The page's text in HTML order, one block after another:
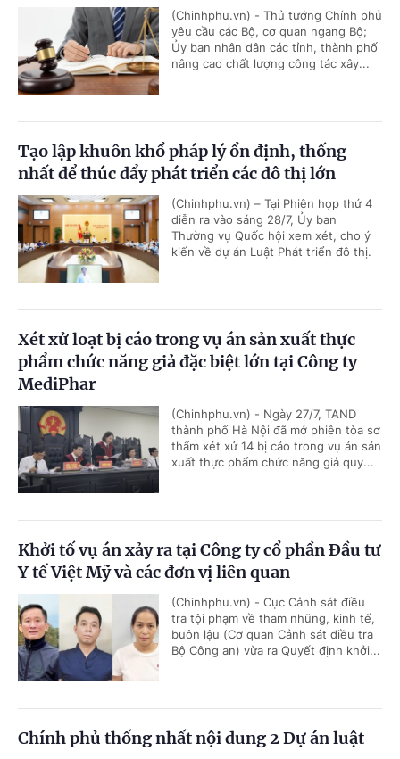
(Chinhphu.vn) - Thủ tướng Chính phủ
yêu cầu các Bộ, cơ quan ngang Bộ;
Ủy ban nhân dân các tỉnh, thành phố
nâng cao chất lượng công tác xây...
Tạo lập khuôn khổ pháp lý ổn định, thống
nhất để thúc đẩy phát triển các đô thị lớn
(Chinhphu.vn) – Tại Phiên họp thứ 4
diễn ra vào sáng 28/7, Ủy ban
Thường vụ Quốc hội xem xét, cho ý
kiến về dự án Luật Phát triển đô thị.
Xét xử loạt bị cáo trong vụ án sản xuất thực
phẩm chức năng giả đặc biệt lớn tại Công ty
MediPhar
(Chinhphu.vn) - Ngày 27/7, TAND
thành phố Hà Nội đã mở phiên tòa sơ
thẩm xét xử 14 bị cáo trong vụ án sản
xuất thực phẩm chức năng giả quy...
Khởi tố vụ án xảy ra tại Công ty cổ phần Đầu tư
Y tế Việt Mỹ và các đơn vị liên quan
(Chinhphu.vn) - Cục Cảnh sát điều
tra tội phạm về tham nhũng, kinh tế,
buôn lậu (Cơ quan Cảnh sát điều tra
Bộ Công an) vừa ra Quyết định khởi...
Chính phủ thống nhất nội dung 2 Dự án luật